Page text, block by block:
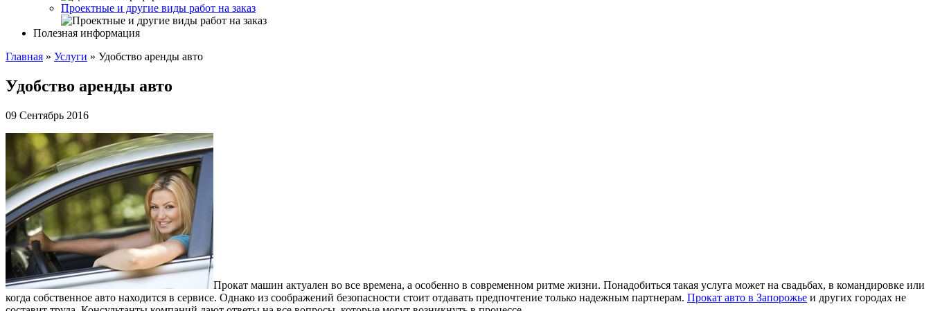
Проектные и другие виды работ на заказ
Полезная информация
Главная » Услуги » Удобство аренды авто
Удобство аренды авто
09 Сентябрь 2016
Прокат машин актуален во все времена, а особенно в современном ритме жизни. Понадобиться такая услуга может на свадьбах, в командировке или
когда собственное авто находится в сервисе. Однако из соображений безопасности стоит отдавать предпочтение только надежным партнерам. Прокат авто в Запорожье и других городах не